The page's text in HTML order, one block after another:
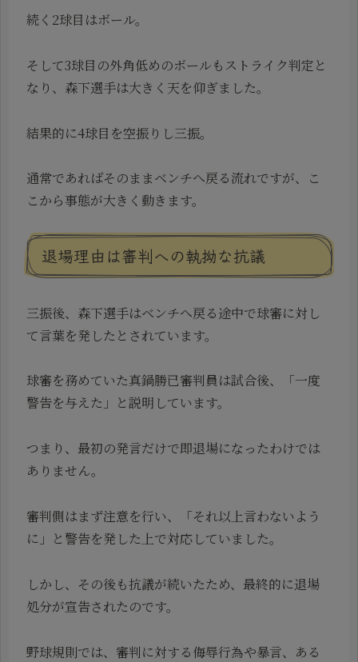
続く2球目はボール。
そして3球目の外角低めのボールもストライク判定と
なり、森下選手は大きく天を仰ぎました。
結果的に4球目を空振りし三振。
通常であればそのままベンチへ戻る流れですが、こ
こから事態が大きく動きます。
退場理由は審判への執拗な抗議
三振後、森下選手はベンチへ戻る途中で球審に対し
て言葉を発したとされています。
球審を務めていた真鍋勝已審判員は試合後、「一度
警告を与えた」と説明しています。
つまり、最初の発言だけで即退場になったわけでは
ありません。
審判側はまず注意を行い、「それ以上言わないよう
に」と警告を発した上で対応していました。
しかし、その後も抗議が続いたため、最終的に退場
処分が宣告されたのです。
野球規則では、審判に対する侮辱行為や暴言、ある